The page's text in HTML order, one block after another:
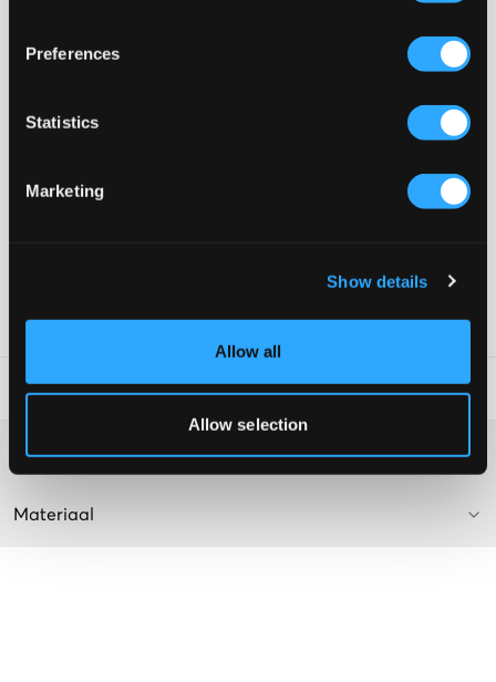
Preferences
Statistics
Marketing
Show details
Allow all
Allow selection
materiaal biedt bewegingsvrijheid terwijl het zijn vorm behoudt.
Deze lange jurk kan eenvoudig worden aangekleed met
accessoires of zo gedragen worden voor een meer ontspannen
Jurk
Ronde halslijn
SKU:133502-001
Laundry Advice:
Washing advice
Materiaal